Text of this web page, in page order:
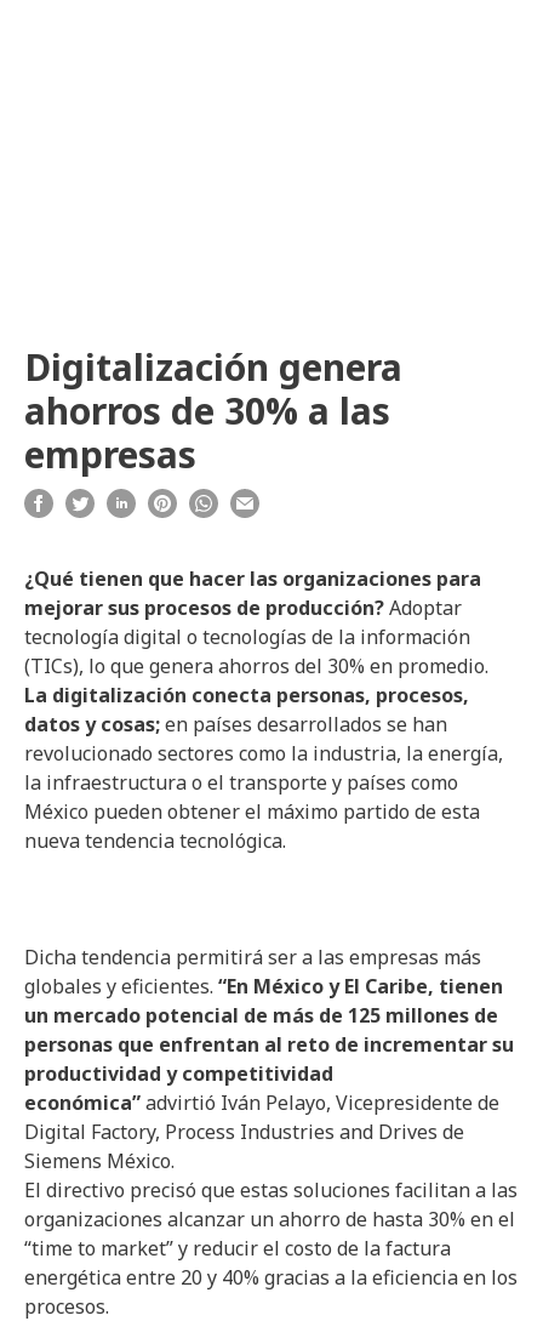
Digitalización genera
ahorros de 30% a las
empresas
¿Qué tienen que hacer las organizaciones para
mejorar sus procesos de producción?Adoptar
tecnología digital o tecnologías de la información
(TICs), lo que genera ahorros del 30% en promedio.
La digitalización conecta personas, procesos,
datos y cosas;en países desarrollados se han
revolucionado sectores como la industria, la energía,
la infraestructura o el transporte y países como
México pueden obtener el máximo partido de esta
nueva tendencia tecnológica.
Dicha tendencia permitirá ser a las empresas más
globales y eficientes. “En México y El Caribe, tienen
un mercado potencial de más de 125 millones de
personas que enfrentan al reto de incrementar su
productividad y competitividad
económica”advirtió Iván Pelayo, Vicepresidente de
Digital Factory, Process Industries and Drives de
Siemens México.
El directivo precisó que estas soluciones facilitan a las
organizaciones alcanzar un ahorro de hasta 30% en el
“time to market” y reducir el costo de la factura
energética entre 20 y 40% gracias a la eficiencia en los
procesos.